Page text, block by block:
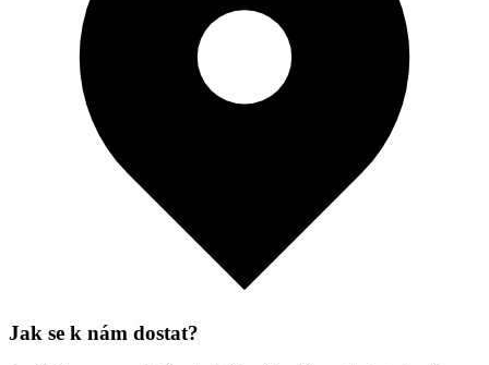
Jak se k nám dostat?